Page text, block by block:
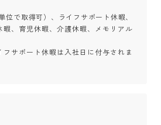
位で取得可）、ライフサポート休暇、
、育児休暇、介護休暇、メモリアル
サポート休暇は入社日に付与されま